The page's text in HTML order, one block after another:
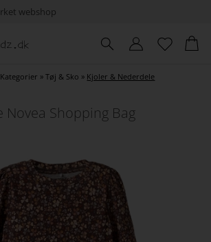
webshop
Kategorier »Tøj & Sko » Kjoler & Nederdele
Novea Shopping Bag